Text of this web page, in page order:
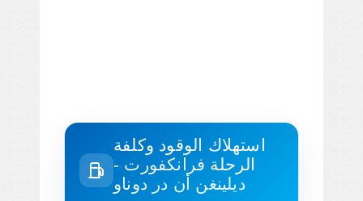
استهلاك الوقود وكلفة
الرحلة فرانكفورت -
ديلينغن أن در دوناو